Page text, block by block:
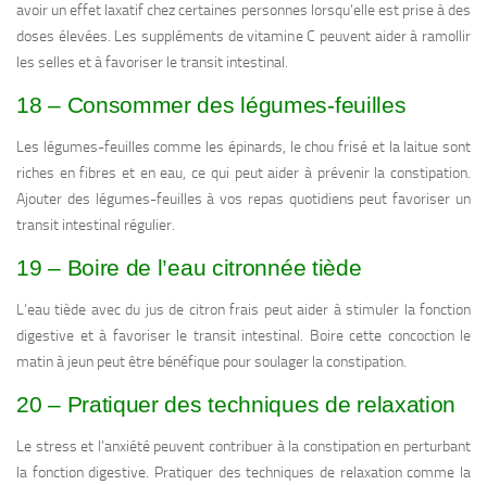
avoir un effet laxatif chez certaines personnes lorsqu’elle est prise à des
doses élevées. Les suppléments de vitamine C peuvent aider à ramollir
les selles et à favoriser le transit intestinal.
18 – Consommer des légumes-feuilles
Les légumes-feuilles comme les épinards, le chou frisé et la laitue sont
riches en fibres et en eau, ce qui peut aider à prévenir la constipation.
Ajouter des légumes-feuilles à vos repas quotidiens peut favoriser un
transit intestinal régulier.
19 – Boire de l’eau citronnée tiède
L’eau tiède avec du jus de citron frais peut aider à stimuler la fonction
digestive et à favoriser le transit intestinal. Boire cette concoction le
matin à jeun peut être bénéfique pour soulager la constipation.
20 – Pratiquer des techniques de relaxation
Le stress et l’anxiété peuvent contribuer à la constipation en perturbant
la fonction digestive. Pratiquer des techniques de relaxation comme la